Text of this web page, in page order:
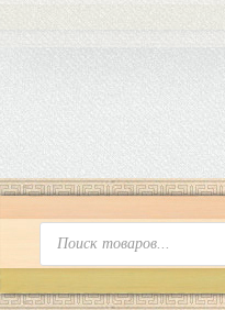
Поиск
товаров